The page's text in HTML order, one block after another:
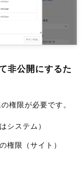
非公開にするた
権限が必要です。
システム）
権限（サイト）